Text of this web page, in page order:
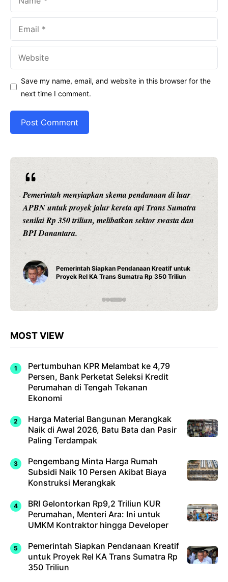
Save my name, email, and website in this browser for the
next time I comment.
pendanaan di luar
api Trans Sumatra
sektor swasta dan
Pendanaan Kreatif untuk
Sumatra Rp 350 Triliun
Ariston Indonesia
pintar dengan konektivitas
presisi 1 derajat Celsius, dan
daya tahan maksimal.
Water Heater Pintar
Fitur Wi-Fi dan
Modern
MOST VIEW
Pertumbuhan KPR Melambat ke 4,79
Persen, Bank Perketat Seleksi Kredit
Perumahan di Tengah Tekanan
Ekonomi
Harga Material Bangunan Merangkak
Naik di Awal 2026, Batu Bata dan Pasir
Paling Terdampak
Pengembang Minta Harga Rumah
Subsidi Naik 10 Persen Akibat Biaya
Konstruksi Merangkak
BRI Gelontorkan Rp9,2 Triliun KUR
Perumahan, Menteri Ara: Ini untuk
UMKM Kontraktor hingga Developer
Pemerintah Siapkan Pendanaan Kreatif
untuk Proyek Rel KA Trans Sumatra Rp
350 Triliun